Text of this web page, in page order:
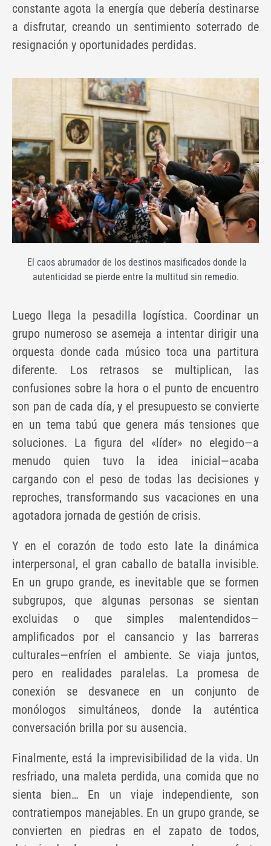
constante agota la energía que debería destinarse
a disfrutar, creando un sentimiento soterrado de
resignación y oportunidades perdidas.
El caos abrumador de los destinos masificados donde la
autenticidad se pierde entre la multitud sin remedio.
Luego llega la pesadilla logística. Coordinar un
grupo numeroso se asemeja a intentar dirigir una
orquesta donde cada músico toca una partitura
diferente. Los retrasos se multiplican, las
confusiones sobre la hora o el punto de encuentro
son pan de cada día, y el presupuesto se convierte
en un tema tabú que genera más tensiones que
soluciones. La figura del «líder» no elegido—a
menudo quien tuvo la idea inicial—acaba
cargando con el peso de todas las decisiones y
reproches, transformando sus vacaciones en una
agotadora jornada de gestión de crisis.
Y en el corazón de todo esto late la dinámica
interpersonal, el gran caballo de batalla invisible.
En un grupo grande, es inevitable que se formen
subgrupos, que algunas personas se sientan
excluidas o que simples malentendidos—
amplificados por el cansancio y las barreras
culturales—enfríen el ambiente. Se viaja juntos,
pero en realidades paralelas. La promesa de
conexión se desvanece en un conjunto de
monólogos simultáneos, donde la auténtica
conversación brilla por su ausencia.
Finalmente, está la imprevisibilidad de la vida. Un
resfriado, una maleta perdida, una comida que no
sienta bien… En un viaje independiente, son
contratiempos manejables. En un grupo grande, se
convierten en piedras en el zapato de todos,